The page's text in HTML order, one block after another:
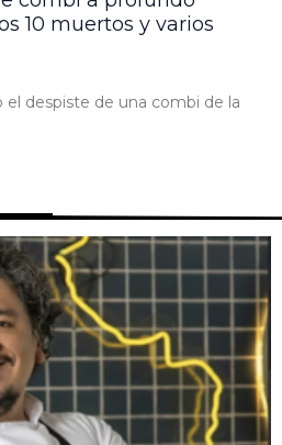
10 muertos y varios
despiste de una combi de la